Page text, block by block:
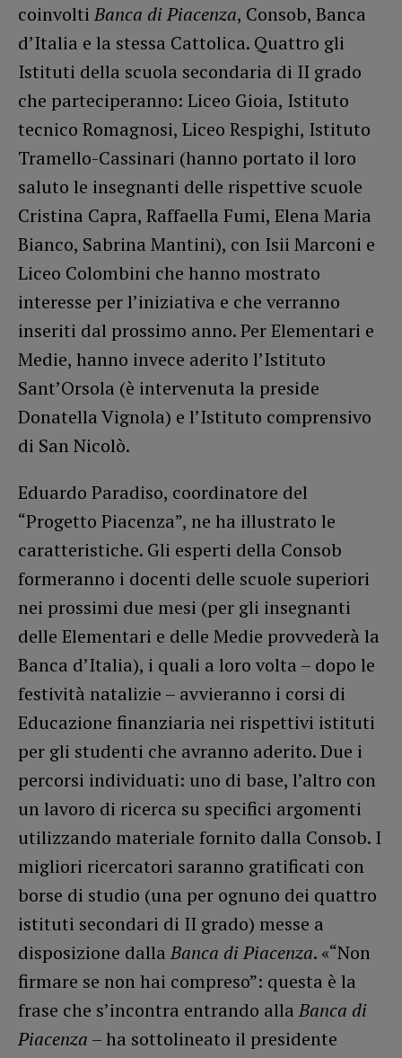
coinvoltiBanca di Piacenza, Consob, Banca
d’Italia e la stessa Cattolica. Quattro gli
Istituti della scuola secondaria di II grado
che parteciperanno: Liceo Gioia, Istituto
tecnico Romagnosi, Liceo Respighi, Istituto
Tramello-Cassinari (hanno portato il loro
saluto le insegnanti delle rispettive scuole
Cristina Capra, Raffaella Fumi, Elena Maria
Bianco, Sabrina Mantini), con Isii Marconi e
Liceo Colombini che hanno mostrato
interesse per l’iniziativa e che verranno
inseriti dal prossimo anno. Per Elementari e
Medie, hanno invece aderito l’Istituto
Sant’Orsola (è intervenuta la preside
Donatella Vignola) e l’Istituto comprensivo
di San Nicolò.
Eduardo Paradiso, coordinatore del
“Progetto Piacenza”, ne ha illustrato le
caratteristiche. Gli esperti della Consob
formeranno i docenti delle scuole superiori
nei prossimi due mesi (per gli insegnanti
delle Elementari e delle Medie provvederà la
Banca d’Italia), i quali a loro volta – dopo le
festività natalizie – avvieranno i corsi di
Educazione finanziaria nei rispettivi istituti
per gli studenti che avranno aderito. Due i
percorsi individuati: uno di base, l’altro con
un lavoro di ricerca su specifici argomenti
utilizzando materiale fornito dalla Consob. I
migliori ricercatori saranno gratificati con
borse di studio (una per ognuno dei quattro
istituti secondari di II grado) messe a
disposizione dallaBanca di Piacenza. «“Non
firmare se non hai compreso”: questa è la
frase che s’incontra entrando allaBanca di
Piacenza – ha sottolineato il presidente